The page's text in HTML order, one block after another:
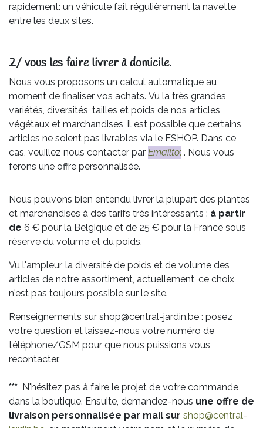
rapidement: un véhicule fait régulièrement la navette
entre les deux sites.
2/ vous les faire livrer à domicile.
Nous vous proposons un calcul automatique au
moment de finaliser vos achats. Vu la très grandes
variétés, diversités, tailles et poids de nos articles,
végétaux et marchandises, il est possible que certains
articles ne soient pas livrables via le ESHOP. Dans ce
cas, veuillez nous contacter par Emailto: . Nous vous
ferons une offre personnalisée.
Nous pouvons bien entendu livrer la plupart des plantes
et marchandises à des tarifs très intéressants : à partir
de 6 € pour la Belgique et de 25 € pour la France sous
réserve du volume et du poids.
Vu l'ampleur, la diversité de poids et de volume des
articles de notre assortiment, actuellement, ce choix
n'est pas toujours possible sur le site.
Renseignements sur shop@central-jardin.be : posez
votre question et laissez-nous votre numéro de
téléphone/GSM pour que nous puissions vous
recontacter.
*** N'hésitez pas à faire le projet de votre commande
dans la boutique. Ensuite, demandez-nous une offre de
livraison personnalisée par mail sur shop@central-